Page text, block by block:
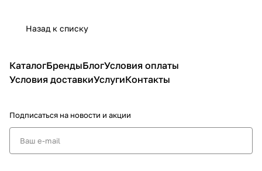
Назад к списку
КаталогБрендыБлогУсловия оплаты
Условия доставкиУслугиКонтакты
Подписаться на новости и акции